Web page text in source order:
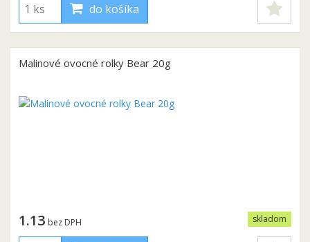
do košíka
Malinové ovocné rolky Bear 20g
skladom
1.13 bez DPH